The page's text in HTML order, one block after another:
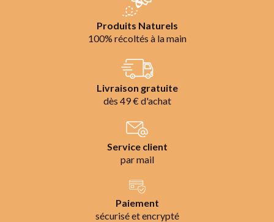
Produits Naturels
100% récoltés à la main
Livraison gratuite
dès 49 € d'achat
Service client
par mail
Paiement
sécurisé et encrypté